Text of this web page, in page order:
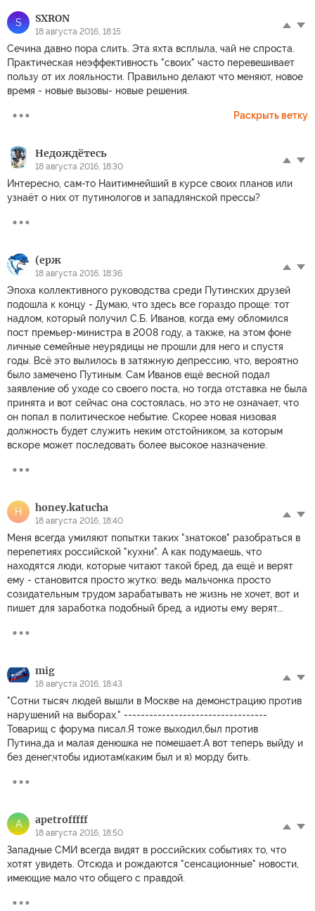
S SXRON
18 августа 2016, 18:15
Сечина давно пора слить. Эта яхта всплыла, чай не спроста.
Практическая неэффективность "своих" часто перевешивает
пользу от их лояльности. Правильно делают что меняют, новое
время - новые вызовы- новые решения.
Раскрыть ветку
Недождётесь
18 августа 2016, 18:30
Интересно, сам-то Наитимнейший в курсе своих планов или
узнаёт о них от путинологов и западлянской прессы?
(ерж
18 августа 2016, 18:36
Эпоха коллективного руководства среди Путинских друзей
подошла к концу - Думаю, что здесь все гораздо проще: тот
надлом, который получил С.Б. Иванов, когда ему обломился
пост премьер-министра в 2008 году, а также, на этом фоне
личные семейные неурядицы не прошли для него и спустя
годы. Всё это вылилось в затяжную депрессию, что, вероятно
было замечено Путиным. Сам Иванов ещё весной подал
заявление об уходе со своего поста, но тогда отставка не была
принята и вот сейчас она состоялась, но это не означает, что
он попал в политическое небытие. Скорее новая низовая
должность будет служить неким отстойником, за которым
вскоре может последовать более высокое назначение.
H honey.katucha
18 августа 2016, 18:40
Меня всегда умиляют попытки таких "знатоков" разобраться в
перепетиях российской "кухни". А как подумаешь, что
находятся люди, которые читают такой бред, да ещё и верят
ему - становится просто жутко: ведь мальчонка просто
созидательным трудом зарабатывать не жизнь не хочет, вот и
пишет для заработка подобный бред, а идиоты ему верят...
mig
18 августа 2016, 18:43
"Сотни тысяч людей вышли в Москве на демонстрацию против
нарушений на выборах." ----------------------------------
Товарищ с форума писал.Я тоже выходил,был против
Путина,да и малая денюшка не помешает.А вот теперь выйду и
без денег,чтобы идиотам(каким был и я) морду бить.
A apetrofffff
18 августа 2016, 18:50
Западные СМИ всегда видят в российских событиях то, что
хотят увидеть. Отсюда и рождаются "сенсационные" новости,
имеющие мало что общего с правдой.